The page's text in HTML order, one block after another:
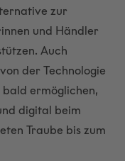
zur
und Händler
Auch
der Technologie
bald ermöglichen,
digital beim
Traube bis zum